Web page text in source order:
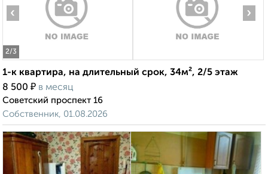
2/3
‹ ›
1-к квартира, на длительный срок, 34м², 2/5 этаж
8 500 ₽ в месяц
Советский проспект 16
Собственник, 01.08.2026